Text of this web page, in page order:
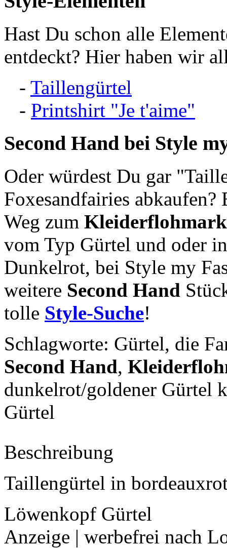
Hast Du schon alle
entdeckt? Hier haben wir
- Taillengürtel
- Printshirt "Je t'aime"
Second Hand bei Style
Oder würdest Du gar
Foxesandfairies
Weg zum
vom Typ Gürtel und oder
Dunkelrot, bei Style my
weitere Second Hand
tolle Style-Suche!
Schlagworte: Gürtel, die
Second Hand,
dunkelrot/goldener Gürtel
Gürtel
Beschreibung
Taillengürtel in
Löwenkopf Gürtel
Anzeige | werbefrei nach